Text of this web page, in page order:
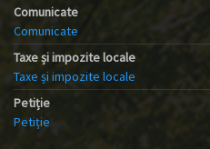
Comunicate
Comunicate
Taxe și impozite locale
Taxe și impozite locale
Petiție
Petiție